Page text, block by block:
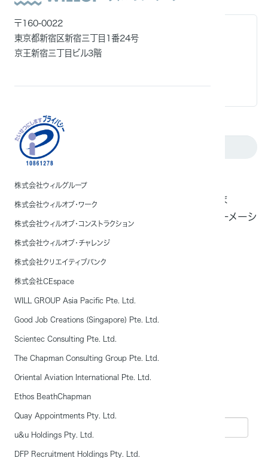
メディア一覧
〒160-0022
東京都新宿区新宿三丁目1番24号
京王新宿三丁目ビル3階
株式会社ウィルグループ
株式会社ウィルオブ・ワーク
株式会社ウィルオブ・コンストラクション
株式会社ウィルオブ・チャレンジ
株式会社クリエイティブバンク
株式会社CEspace
WILL GROUP Asia Pacific Pte. Ltd.
Good Job Creations (Singapore) Pte. Ltd.
Scientec Consulting Pte. Ltd.
The Chapman Consulting Group Pte. Ltd.
Oriental Aviation International Pte. Ltd.
Ethos BeathChapman
Quay Appointments Pty. Ltd.
u&u Holdings Pty. Ltd.
DFP Recruitment Holdings Pty. Ltd.
オンライン接客とは
プロリモスタッフを挟むことで得られる効果
費⽤イメージ
こんな方におすすめ
営業効率を向上させたい担当者さま
接客品質向上や人件費削減を目指す担当者さま
新しい顧客接点の創出やデジタルトランスフォーメーシ
お気軽にお電話ください。
03-6746-2010